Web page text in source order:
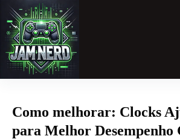
para
conteúdo
Como melhorar: Clocks
para Melhor Desempenho